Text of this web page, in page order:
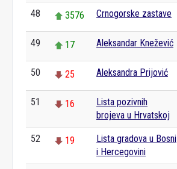
48 3576 Crnogorske zastave
49 17 Aleksandar Knežević
50 25 Aleksandra Prijović
51 16
Lista pozivnih
brojeva u Hrvatskoj
52 19
Lista gradova u Bosni
i Hercegovini